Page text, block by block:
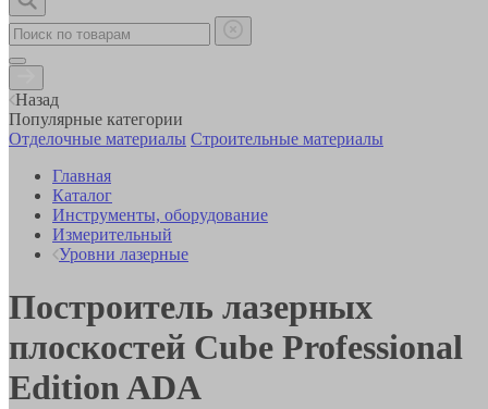
Назад
Популярные категории
Отделочные материалы Строительные материалы
Главная
Каталог
Инструменты, оборудование
Измерительный
Уровни лазерные
Построитель лазерных
плоскостей Cube Professional
Edition ADA